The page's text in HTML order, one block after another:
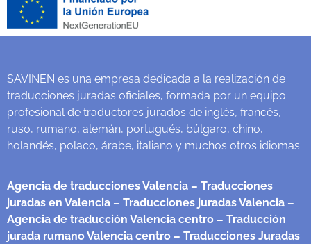
SAVINEN es una empresa dedicada a la realización de
traducciones juradas oficiales, formada por un equipo
profesional de traductores jurados de inglés, francés,
ruso, rumano, alemán, portugués, búlgaro, chino,
holandés, polaco, árabe, italiano y muchos otros idiomas
Agencia de traducciones Valencia – Traducciones
juradas en Valencia – Traducciones juradas Valencia –
Agencia de traducción Valencia centro – Traducción
jurada rumano Valencia centro – Traducciones Juradas